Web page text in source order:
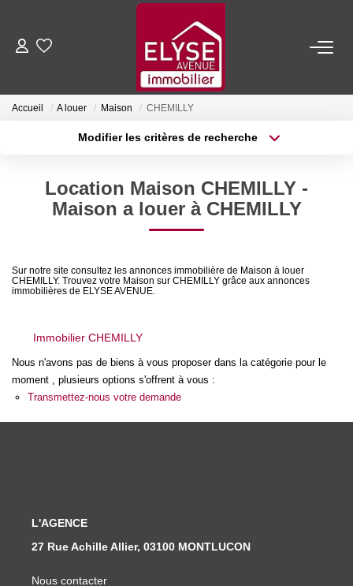
ACHETER
NOTRE AGENCE
Nous Rejoindre
Nos Actualités
Accueil A louer Maison CHEMILLY
Modifier les critères de recherche
Sélectionnez...
Type de bien
Surface min
Créer une alerte
Location Maison CHEMILLY -
Maison a louer à CHEMILLY
Sur notre site consultez les annonces immobilière de Maison à louer
CHEMILLY. Trouvez votre Maison sur CHEMILLY grâce aux annonces
immobilières de ELYSE AVENUE.
Immobilier CHEMILLY
Nous n'avons pas de biens à vous proposer dans la catégorie pour le
moment , plusieurs options s'offrent à vous :
Transmettez-nous votre demande
L'AGENCE
27 Rue Achille Allier, 03100 MONTLUCON
Nous contacter